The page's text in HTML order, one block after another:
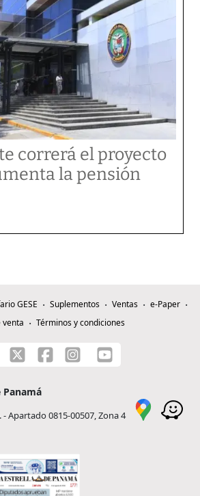
correrá el proyecto
la pensión
GESE Suplementos Ventas
e-Paper
venta
Términos y condiciones
Panamá
Apartado 0815-00507, Zona 4